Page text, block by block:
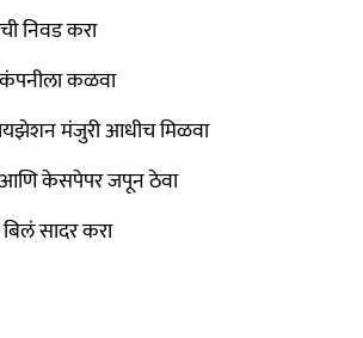
निवड करा
कंपनीला कळवा
मंजुरी आधीच मिळवा
आणि केसपेपर जपून ठेवा
सादर करा